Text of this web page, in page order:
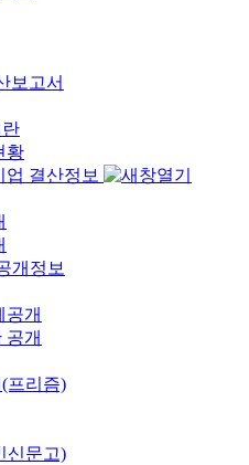
보고서
황
결산정보
개정보
공개
공개
프리즘)
신문고)